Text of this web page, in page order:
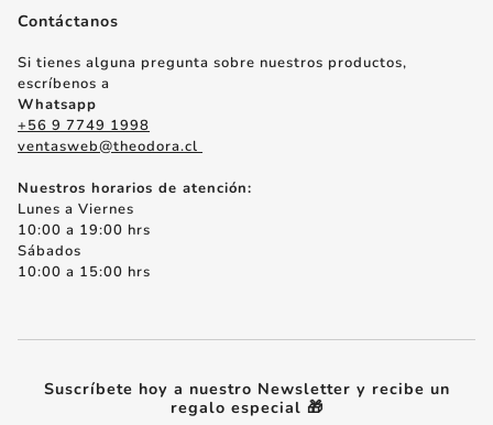
Decoración
Floreros y Macetas
Pañuelos y Accesorios
Regalos Especiales
Papelería
Regalos de Matrimonio
Despachos
Políticas de Cambios
Términos y Condiciones
Contáctanos
Si tienes alguna pregunta sobre nuestros productos,
escríbenos a
Whatsapp
+56 9 7749 1998
ventasweb@theodora.cl
Nuestros horarios de atención:
Lunes a Viernes
10:00 a 19:00 hrs
Sábados
10:00 a 15:00 hrs
Suscríbete hoy a nuestro Newsletter y recibe un
regalo especial 🎁